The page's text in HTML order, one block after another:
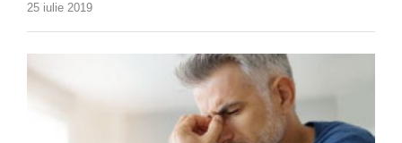
25 iulie 2019